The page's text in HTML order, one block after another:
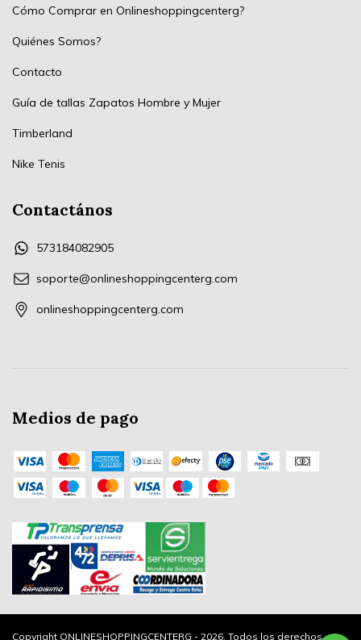
Cómo Comprar en Onlineshoppingcenterg?
Quiénes Somos?
Contacto
Guía de tallas Zapatos Hombre y Mujer
Timberland
Nike Tenis
Contactános
573184082905
soporte@onlineshoppingcenterg.com
onlineshoppingcenterg.com
Medios de pago
Copyright ONLINESHOPPINGCENTERG - 2026. Todos los derechos